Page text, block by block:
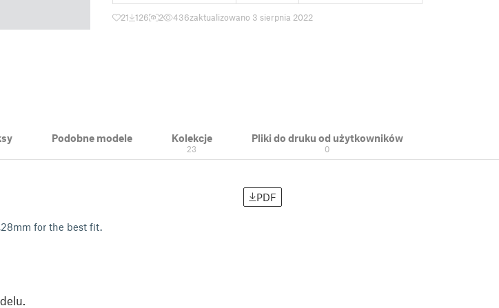
21 126 2 436zaktualizowano 3 sierpnia 2022
Podobne modele Kolekcje
23
Pliki do druku od użytkowników
0
PDF
for the best fit.